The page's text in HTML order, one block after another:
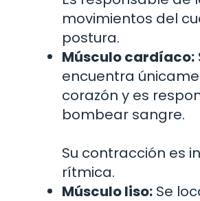
movimientos del
postura.
Músculo cardíaco:
encuentra
corazón y es
bombear sangre.
Su contracción es
rítmica.
Músculo liso: Se